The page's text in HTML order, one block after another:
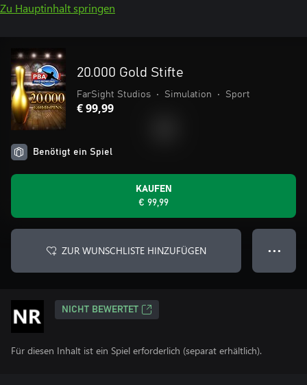
Zu Hauptinhalt springen
20.000 Gold Stifte
FarSight Studios • Simulation • Sport
€ 99,99
Benötigt ein Spiel
KAUFEN
€ 99,99
ZUR WUNSCHLISTE HINZUFÜGEN ● ● ●
NICHT BEWERTET
Für diesen Inhalt ist ein Spiel erforderlich (separat erhältlich).